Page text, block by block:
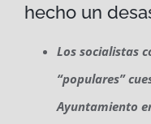
hecho un
Los socialistas
“populares”
Ayuntamiento